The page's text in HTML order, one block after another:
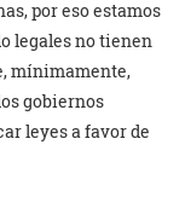
por eso estamos
legales no tienen
mínimamente,
gobiernos
leyes a favor de